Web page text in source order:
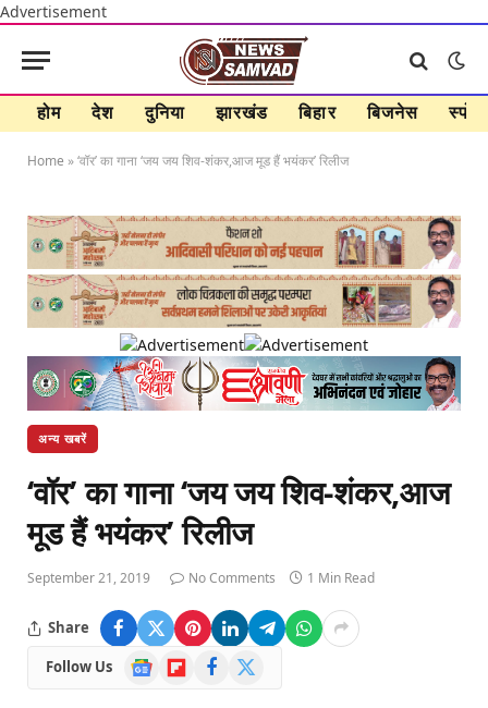
Advertisement
होम देश दुनिया झारखंड बिहार बिजनेस
Home »‘वॉर’ का गाना ‘जय जय शिव-शंकर,आज मूड हैं भयंकर’ रिलीज
अन्य खबरें
‘वॉर’ का गाना ‘जय जय शिव-शंकर,आज
मूड हैं भयंकर’ रिलीज
September 21, 2019 No Comments 1 Min Read
Share
Follow Us
Google
News
FlipboardFacebook